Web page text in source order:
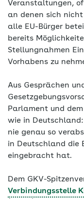
Veranstaltungen,
an denen sich
alle EU-Bürger
bereits
Stellungnahmen
Vorhabens zu
Aus Gesprächen
Parlament und
wie in
nie genau so
in Deutschland die
eingebracht hat.
Dem GKV-
Verbindungsstelle